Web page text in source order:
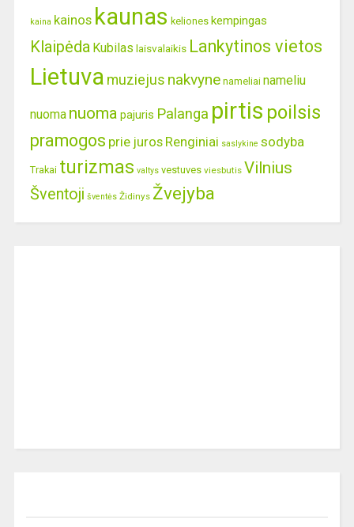
kaina kainos kaunas keliones kempingas
Klaipėda Kubilas laisvalaikis Lankytinos vietos
Lietuva muziejus nakvyne nameliai nameliu
nuoma nuoma pajuris Palanga pirtis poilsis
pramogos prie juros Renginiai saslykine sodyba
Trakai turizmas valtys vestuves viesbutis Vilnius
Šventoji šventės Židinys Žvejyba